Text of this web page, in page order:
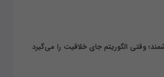
وقتی الگوریتم جای خلاقیت را می‌گیرد